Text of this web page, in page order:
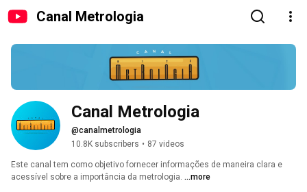
Canal Metrologia
Canal Metrologia
@canalmetrologia
10.8K subscribers • 87 videos
Este canal tem como objetivo fornecer informações de maneira clara e
acessível sobre a importância da metrologia. ...more